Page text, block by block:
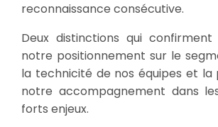
reconnaissance consécutive.
Deux distinctions qui
notre positionnement sur le
la technicité de nos équipes et la
notre accompagnement dans
forts enjeux.